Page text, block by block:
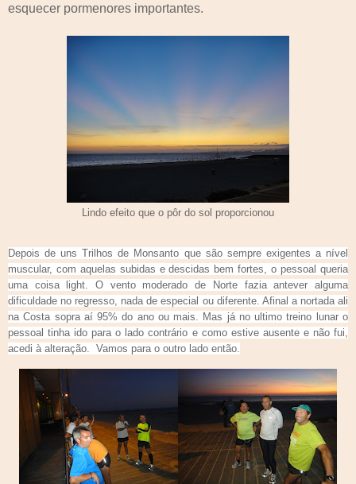
esquecer pormenores importantes.
Lindo efeito que o pôr do sol proporcionou
Depois de uns Trilhos de Monsanto que são sempre exigentes a nível
muscular, com aquelas subidas e descidas bem fortes, o pessoal queria
uma coisa light. O vento moderado de Norte fazia antever alguma
dificuldade no regresso, nada de especial ou diferente. Afinal a nortada ali
na Costa sopra aí 95% do ano ou mais. Mas já no ultimo treino lunar o
pessoal tinha ido para o lado contrário e como estive ausente e não fui,
acedi à alteração. Vamos para o outro lado então.